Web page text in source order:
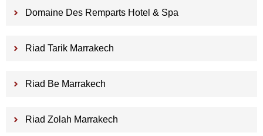
Domaine Des Remparts Hotel & Spa
Riad Tarik Marrakech
Riad Be Marrakech
Riad Zolah Marrakech